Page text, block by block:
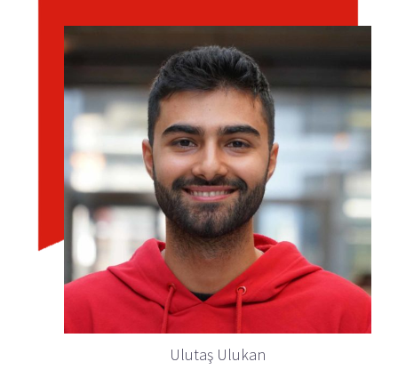
Ulutaş Ulukan